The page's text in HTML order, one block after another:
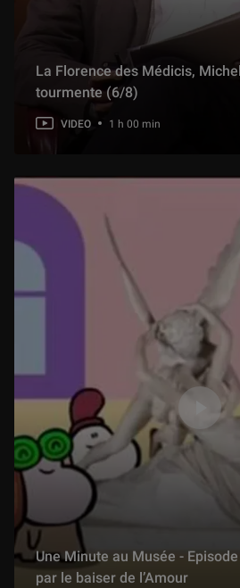
La Florence des Médicis,
tourmente (6/8)
VIDEO 1 h 00 min
Une Minute au Musée -
par le baiser de l’Amour